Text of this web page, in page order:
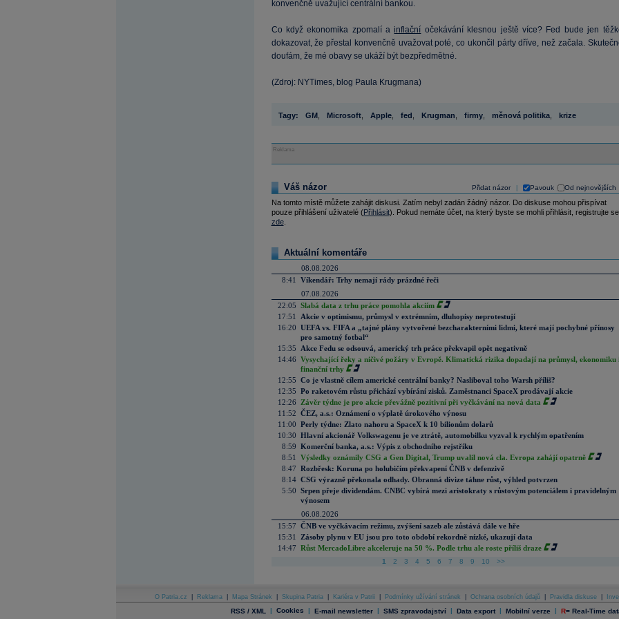
konvenčně uvažující centrální bankou.
Co když ekonomika zpomalí ainflační očekávání klesnou ještě více? Fed bude jen
dokazovat, že přestal konvenčně uvažovat poté, co ukončil párty dříve, než začala.
doufám, že mé obavy se ukáží být bezpředmětné.
(Zdroj: NYTimes, blog Paula Krugmana)
Tagy: GM, Microsoft, Apple, fed Krugman firmy, měnová politika, krize
Reklama
Přidat názor Pavouk Od nejnovějších
Váš názor
Na tomto místě můžete zahájit diskusi. Zatím nebyl zadán žádný názor. Do diskuse mohou přispívat
pouze přihlášení uživatelé (Přihlásit). Pokud nemáte účet, na který byste se mohli přihlásit, registrujte se
zde.
Aktuální komentáře
08.08.2026
8:41
Víkendář: Trhy nemají rády prázdné řeči
07.08.2026
22:05 Slabá data z trhu práce pomohla akciím
17:51
Akcie v optimismu, průmysl v extrémním, dluhopisy neprotestují
16:20 UEFA vs. FIFA a „tajné plány vytvořené bezcharakterními lidmi, které mají pochybné přínosy
pro samotný fotbal“
15:35
Akce Fedu se odsouvá, americký trh práce překvapil opět negativně
14:46 Vysychající řeky a ničivé požáry v Evropě. Klimatická rizika dopadají na průmysl, ekonomiku
finanční trhy
12:55 Co je vlastně cílem americké centrální banky? Nasliboval toho Warsh příliš?
12:35 Po raketovém růstu přichází vybírání zisků. Zaměstnanci SpaceX prodávají akcie
12:26
Závěr týdne je pro akcie převážně pozitivní při vyčkávání na nová data
11:52 ČEZ, a.s.: Oznámení o výplatě úrokového výnosu
11:00 Perly týdne: Zlato nahoru a SpaceX k 10 bilionům dolarů
10:30 Hlavní akcionář Volkswagenu je ve ztrátě, automobilku vyzval k rychlým opatřením
8:59 Komerční banka, a.s.: Výpis z obchodního rejstříku
8:51
Výsledky oznámily CSG a Gen Digital, Trump uvalil nová cla. Evropa zahájí opatrně
8:47 Rozbřesk: Koruna po holubičím překvapení ČNB v defenzivě
8:14 CSG výrazně překonala odhady. Obranná divize táhne růst, výhled potvrzen
5:50 Srpen přeje dividendám. CNBC vybírá mezi aristokraty s růstovým potenciálem i pravidelným
výnosem
06.08.2026
15:57 ČNB ve vyčkávacím režimu, zvýšení sazeb ale zůstává dále ve hře
15:31
Zásoby plynu v EU jsou pro toto období rekordně nízké, ukazují data
14:47 Růst MercadoLibre akceleruje na 50 %. Podle trhu ale roste příliš draze
1 2 3 4 5 6 7 8 9 10 >>
O Patria.cz Reklama Mapa Stránek Skupina Patria Kariéra v Patrii Podmínky užívání stránek Ochrana osobních údajů Pravidla diskuse
RSS / XML | Cookies | E-mail newsletter | SMS zpravodajství | Data export | Mobilní verze | R= Real-Time